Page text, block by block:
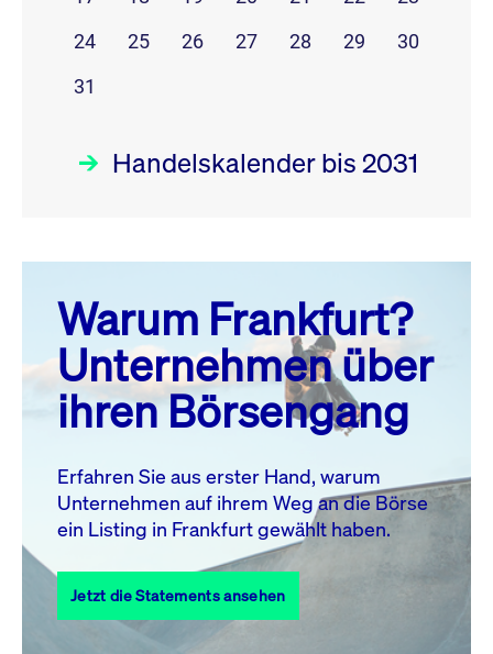
24
25 26 27 28 29
30
31
Handelskalender bis 2031
August 26
MO. DI. MI. DO. FR. SA. SO.
1
2
3
4 5 6 7 8
10 11 13 14
17
18 19 20 21 22
23
27 28
31
Warum Frankfurt?
Unternehmen über
ihren Börsengang
Erfahren Sie aus erster Hand, warum
Unternehmen auf ihrem Weg an die Börse
ein Listing in Frankfurt gewählt haben.
Jetzt die Statements ansehen